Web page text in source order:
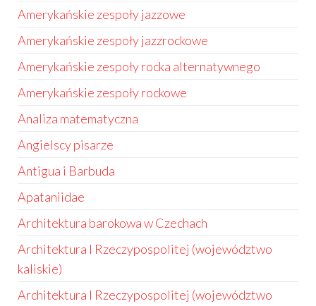
Amerykańskie zespoły jazzowe
Amerykańskie zespoły jazzrockowe
Amerykańskie zespoły rocka alternatywnego
Amerykańskie zespoły rockowe
Analiza matematyczna
Angielscy pisarze
Antigua i Barbuda
Apataniidae
Architektura barokowa w Czechach
Architektura I Rzeczypospolitej (województwo
kaliskie)
Architektura I Rzeczypospolitej (województwo